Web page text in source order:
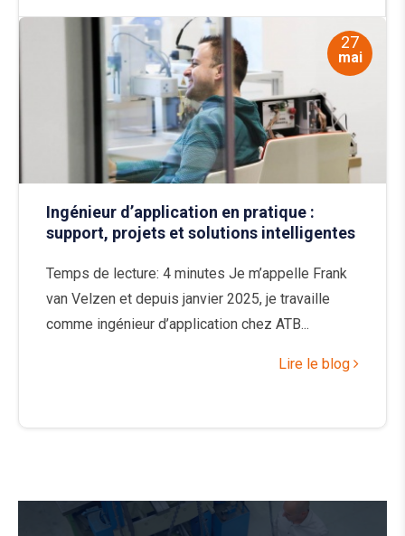
27
mai
Ingénieur d’application en pratique :
support, projets et solutions intelligentes
Temps de lecture: 4 minutes Je m’appelle Frank
van Velzen et depuis janvier 2025, je travaille
comme ingénieur d’application chez ATB...
Lire le blog